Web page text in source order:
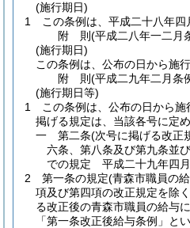
(施行期日)
1
この条例は、平成二十八年四
附 則(平成二八年一二月
(施行期日)
この条例は、公布の日から施行
附 則(平成二九年二月条
(施行期日等)
1
この条例は、公布の日から施
掲げる規定は、当該各号に定
一
第二条(次号に掲げる改正
六条、第八条及び第九条並
での規定 平成二十九年四
2
第一条の規定(青森市職員の
項及び第四項の改正規定を除
る改正後の青森市職員の給与
「第一条改正後給与条例」と